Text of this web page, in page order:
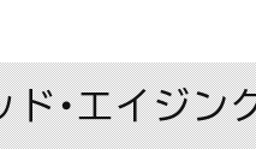
ド・エイジ